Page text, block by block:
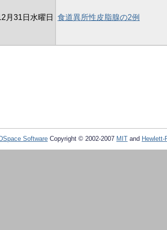
月31日水曜日 食道異所性皮脂腺の2例
DSpace Software Copyright © 2002-2007 MIT and Hewlett-